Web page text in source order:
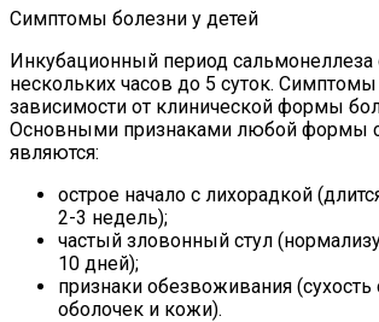
Симптомы болезни у детей
Инкубационный период сальмонеллеза
нескольких часов до 5 суток.
зависимости от клинической формы
Основными признаками любой формы
являются:
острое начало с лихорадкой
2-3 недель);
частый зловонный стул
10 дней);
признаки обезвоживания (сухость
оболочек и кожи).